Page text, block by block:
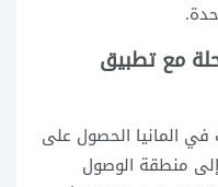
مع تطبيق
المانيا الحصول على
منطقة الوصول